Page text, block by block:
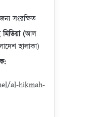
সংরক্ষিত
মিডিয়া (আল
হালাকা)
al-hikmah-